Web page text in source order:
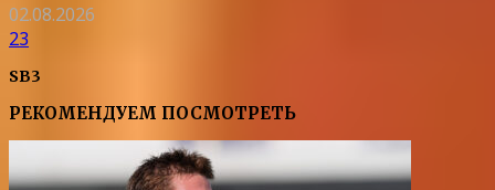
02.08.2026
23
SB3
РЕКОМЕНДУЕМ ПОСМОТРЕТЬ